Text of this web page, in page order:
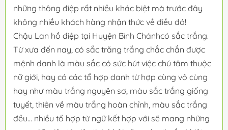
những thông điệp rất nhiều khác biệt mà trước đây
không nhiều khách hàng nhận thức về điều đó!
Chậu Lan hồ điệp tại Huyện Bình Chánhcó sắc trắng.
Từ xưa đến nay, có sắc trăng trắng chắc chắn được
mệnh danh là màu sắc có sức hút việc chú tâm thuộc
nữ giới, hay có các tổ hợp danh từ hợp cùng vô cùng
hay như màu trắng nguyên sơ, màu sắc trắng giống
tuyết, thiên về màu trắng hoàn chỉnh, màu sắc trắng
đều... nhiều tổ hợp từ ngữ kết hợp với sẽ mang những